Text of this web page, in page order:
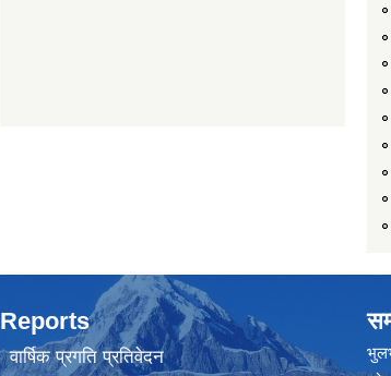
Reports
वार्षिक प्रगति प्रतिवेदन